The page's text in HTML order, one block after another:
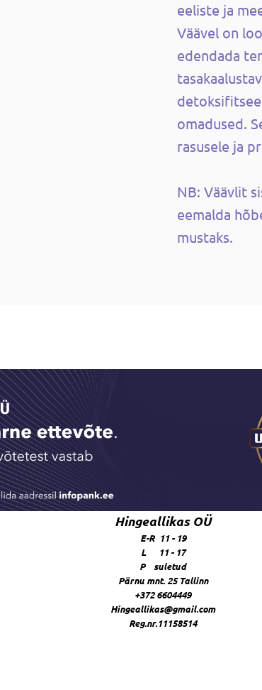
eeliste ja
Väävel on
edendada
omadused.
rasusele ja
NB: Väävlit
eemalda
mustaks.
Hingeallikas OÜ
E-R 11 - 19
L 11 - 17
P suletud
Pärnu mnt. 25 Tallinn
+372 6604449
Hingeallikas@gmail.com
Reg.nr.11158514